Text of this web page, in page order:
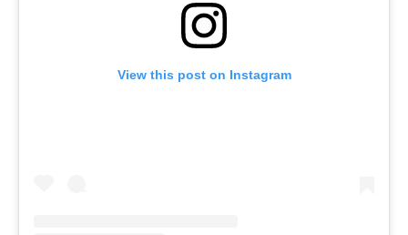
View this post on Instagram